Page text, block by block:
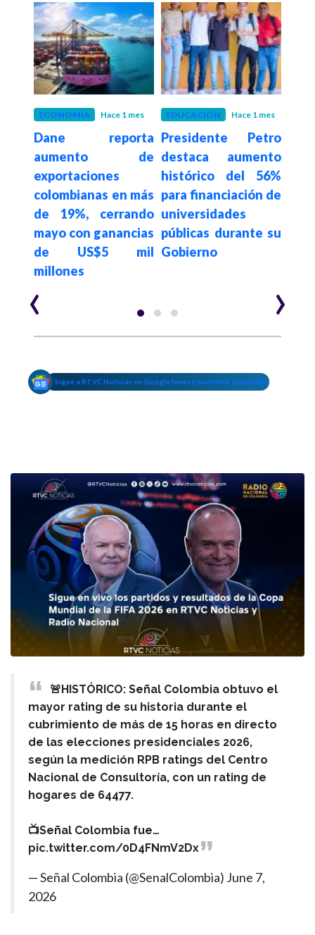
ECONOMÍA Hace 1 mes
Dane reporta
aumento de
exportaciones
colombianas en más
de 19%, cerrando
mayo con ganancias
de US$5 mil
millones
EDUCACIÓN Hace 1 mes
Presidente Petro
destaca aumento
histórico del 56%
para financiación de
universidades
públicas durante su
Gobierno
‹ ›
Sigue a RTVC Noticias en Google News y mantente conectado
🚨HISTÓRICO: Señal Colombia obtuvo el
mayor rating de su historia durante el
cubrimiento de más de 15 horas en directo
de las elecciones presidenciales 2026,
según la medición RPB ratings del Centro
Nacional de Consultoría, con un rating de
hogares de 64477.
📺Señal Colombia fue…
pic.twitter.com/0D4FNmV2Dx
— Señal Colombia (@SenalColombia) June 7,
2026